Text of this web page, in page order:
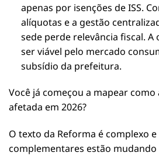
apenas por isenções de ISS.
alíquotas e a gestão
sede perde relevância fiscal. A
ser viável pelo mercado
subsídio da prefeitura.
Você já começou a mapear
afetada em 2026?
O texto da Reforma é complexo e
complementares estão mudando